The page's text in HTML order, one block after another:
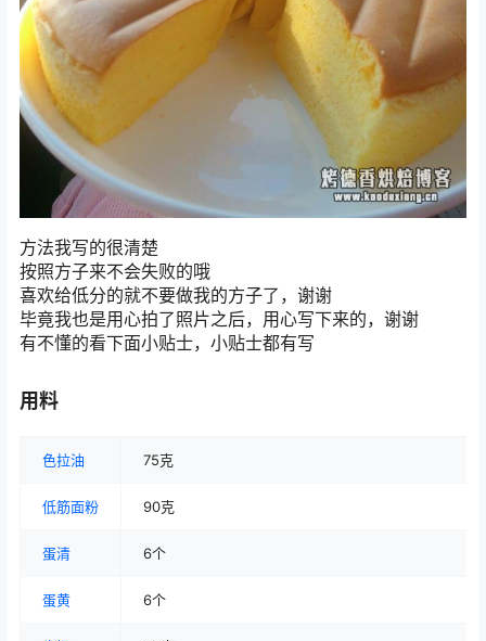
方法我写的很清楚
按照方子来不会失败的哦
喜欢给低分的就不要做我的方子了，谢谢
毕竟我也是用心拍了照片之后，用心写下来的，谢谢
有不懂的看下面小贴士，小贴士都有写
用料
色拉油 75克
低筋面粉 90克
蛋清 6个
蛋黄 6个